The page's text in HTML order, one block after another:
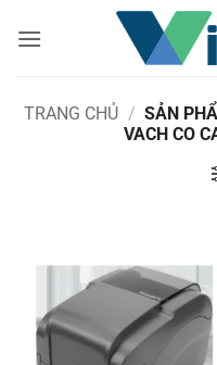
qua
TRANG CHỦ / SẢN
VACH CO